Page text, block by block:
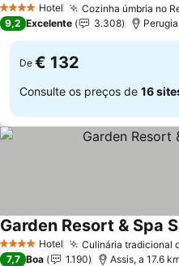
4 EstrelasHotel Cozinha úmbria no
9,2 Excelente 3.308
De € 132
Consulte os preços de 16
4 EstrelasHotel Culinária tradicional
Garden Resort & Spa
7,7 Boa 1.190 Assis, a 17.6